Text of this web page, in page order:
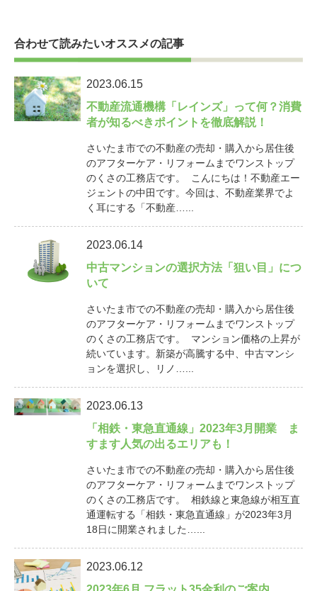
合わせて読みたいオススメの記事
2023.06.15
不動産流通機構「レインズ」って何？消費
者が知るべきポイントを徹底解説！
さいたま市での不動産の売却・購入から居住後
のアフターケア・リフォームまでワンストップ
のくさの工務店です。 こんにちは！不動産エー
ジェントの中田です。今回は、不動産業界でよ
く耳にする「不動産…...
2023.06.14
中古マンションの選択方法「狙い目」につ
いて
さいたま市での不動産の売却・購入から居住後
のアフターケア・リフォームまでワンストップ
のくさの工務店です。 マンション価格の上昇が
続いています。新築が高騰する中、中古マンシ
ョンを選択し、リノ…...
2023.06.13
「相鉄・東急直通線」2023年3月開業 ま
すます人気の出るエリアも！
さいたま市での不動産の売却・購入から居住後
のアフターケア・リフォームまでワンストップ
のくさの工務店です。 相鉄線と東急線が相互直
通運転する「相鉄・東急直通線」が2023年3月
18日に開業されました…...
2023.06.12